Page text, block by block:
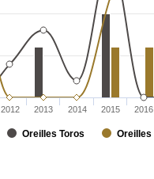
Oreilles Toros Oreilles
2012 2013 2014 2015 2016